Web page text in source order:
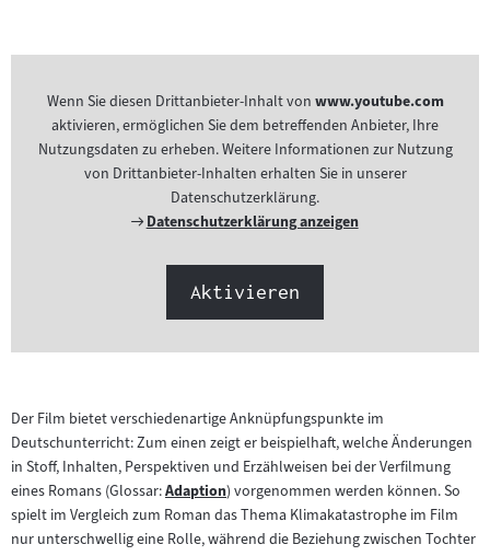
Wenn Sie diesen Drittanbieter-Inhalt von www.youtube.com
aktivieren, ermöglichen Sie dem betreffenden Anbieter, Ihre
Nutzungsdaten zu erheben. Weitere Informationen zur Nutzung
von Drittanbieter-Inhalten erhalten Sie in unserer
Datenschutzerklärung.
Externer
Datenschutzerklärung anzeigen
Aktivieren
Der Film bietet verschiedenartige Anknüpfungspunkte im
Deutschunterricht: Zum einen zeigt er beispielhaft, welche Änderungen
in Stoff, Inhalten, Perspektiven und Erzählweisen bei der Verfilmung
eines Romans (Glossar:Zum
Inhalt:
Adaption) vorgenommen werden können. So
spielt im Vergleich zum Roman das Thema Klimakatastrophe im Film
nur unterschwellig eine Rolle, während die Beziehung zwischen Tochter